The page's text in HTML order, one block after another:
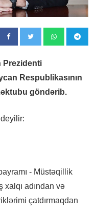
Prezidenti
Respublikasının
göndərib.
- Müstəqillik
adından və
çatdırmaqdan